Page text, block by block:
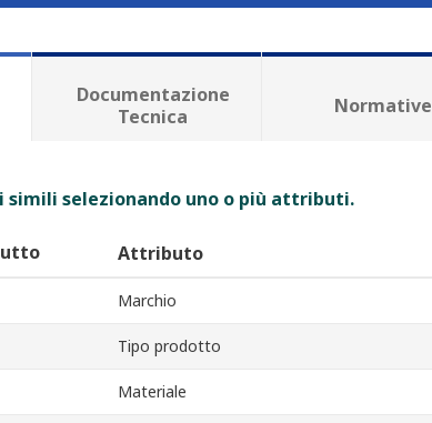
Documentazione
Tecnica
Normative
simili selezionando uno o più attributi.
Attributo
Marchio
Tipo prodotto
Materiale